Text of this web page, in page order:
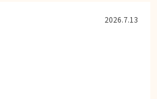
2026.7.13